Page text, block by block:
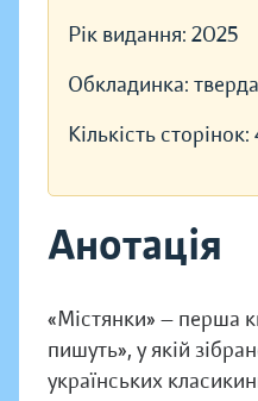
Рік видання: 2025
Обкладинка: тверда
Кількість сторінок:
Анотація
«Містянки» — перша
пишуть», у якій
українських